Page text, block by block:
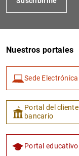
Nuestros portales
Sede Electrónica
Portal del cliente
bancario
Portal educativo